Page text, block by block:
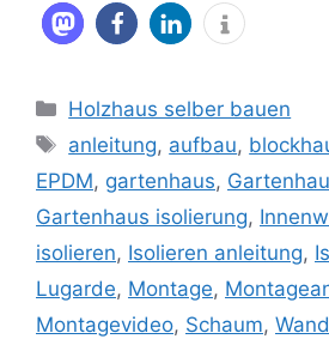
Kategorien
Holzhaus selber bauen
Schlagwörter
anleitung, aufbau,
EPDM, gartenhaus,
Gartenhaus isolierung,
isolieren, Isolieren anleitung,
Lugarde, Montage,
Montagevideo, Schaum,